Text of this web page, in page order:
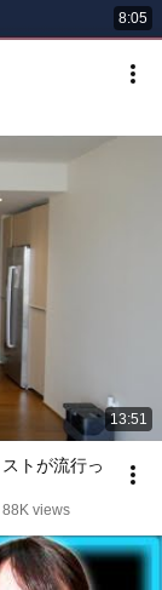
8:05
13:51
トが流行っ
88K views